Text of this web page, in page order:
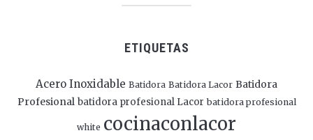
ETIQUETAS
Acero Inoxidable Batidora Batidora Lacor Batidora
Profesional batidora profesional Lacor batidora profesional
white cocinaconlacor